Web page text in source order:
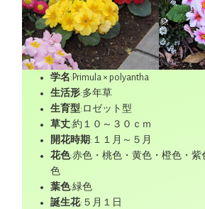
学名:Primula × polyantha
生活形:多年草
生育型:ロゼット型
草丈:約１０～３０ｃｍ
開花時期 :１１月～５月
花色:赤色・桃色・黄色・橙色・
色
葉色:緑色
誕生花:５月１日